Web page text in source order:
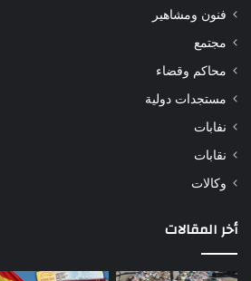
فنون ومشاهير
مجتمع
محاكم وقضاء
مستجدات دولية
نفابات
نقابات
وكالات
أخر المقالات